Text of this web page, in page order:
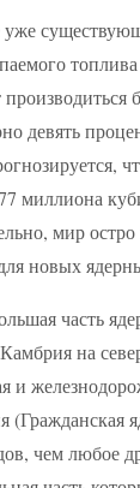
уже
девять
миллиона
мир
новых
часть
на
и
(Гражданская
чем любое